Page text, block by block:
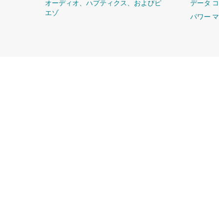
オーディオ、ハプティクス、およびピ
エゾ
データ
パワー